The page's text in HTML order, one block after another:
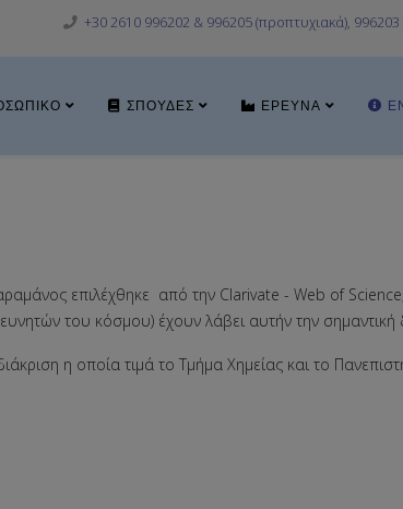
+30 2610 996202 & 996205 (προπτυχιακά), 996203
ΣΠΟΥΔΈΣ ΈΡΕΥΝΑ
επιλέχθηκε από την Clarivate - Web of
του κόσμου) έχουν λάβει αυτήν την σημαντική
η οποία τιμά το Τμήμα Χημείας και το